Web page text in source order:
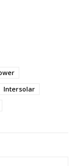
Intersolar